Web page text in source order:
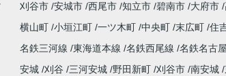
刈谷市 安城市 西尾市 知立市 碧南市 大府市
横山町 小垣江町 一ツ木町 中央町 末広町 住
名鉄三河線 東海道本線 名鉄西尾線 名鉄名古
安城 刈谷 三河安城 野田新町 刈谷市 南安城